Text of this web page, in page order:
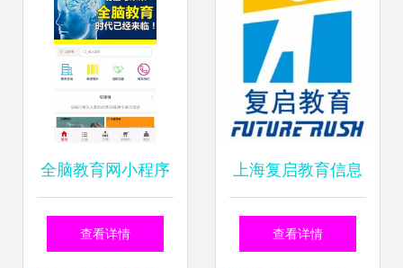
全脑教育网小程序
开启教育信息咨询
查看详情
上海复启教育信息
咨询概述
查看详情